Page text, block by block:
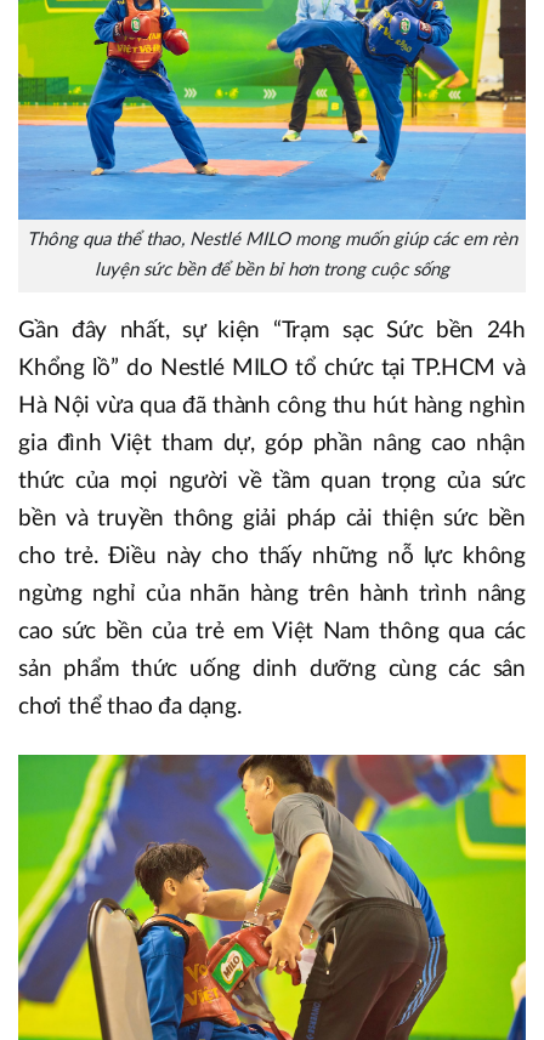
Thông qua thể thao, Nestlé MILO mong muốn giúp các em rèn
luyện sức bền để bền bỉ hơn trong cuộc sống
Gần đây nhất, sự kiện “Trạm sạc Sức bền 24h
Khổng lồ” do Nestlé MILO tổ chức tại TP.HCM và
Hà Nội vừa qua đã thành công thu hút hàng nghìn
gia đình Việt tham dự, góp phần nâng cao nhận
thức của mọi người về tầm quan trọng của sức
bền và truyền thông giải pháp cải thiện sức bền
cho trẻ. Điều này cho thấy những nỗ lực không
ngừng nghỉ của nhãn hàng trên hành trình nâng
cao sức bền của trẻ em Việt Nam thông qua các
sản phẩm thức uống dinh dưỡng cùng các sân
chơi thể thao đa dạng.